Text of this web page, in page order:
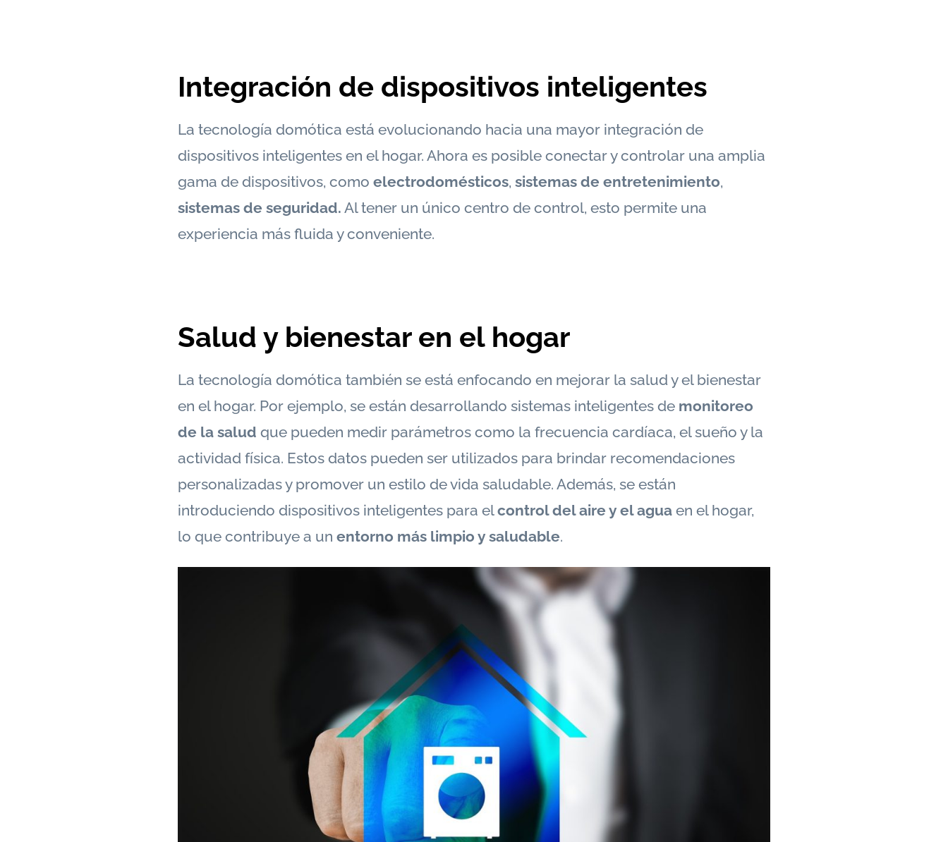
Integración de dispositivos inteligentes
La tecnología domótica está evolucionando hacia una mayor integración de
dispositivos inteligentes en el hogar. Ahora es posible conectar y controlar una amplia
gama de dispositivos, como electrodomésticos, sistemas de entretenimiento,
sistemas de seguridad. Al tener un único centro de control, esto permite una
experiencia más fluida y conveniente.
Salud y bienestar en el hogar
La tecnología domótica también se está enfocando en mejorar la salud y el bienestar
en el hogar. Por ejemplo, se están desarrollando sistemas inteligentes de monitoreo
de la salud que pueden medir parámetros como la frecuencia cardíaca, el sueño y la
actividad física. Estos datos pueden ser utilizados para brindar recomendaciones
personalizadas y promover un estilo de vida saludable. Además, se están
introduciendo dispositivos inteligentes para elcontrol del aire y el agua en el hogar,
lo que contribuye a un entorno más limpio y saludable.